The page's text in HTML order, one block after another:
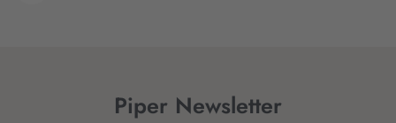
Piper Newsletter